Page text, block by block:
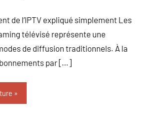
de l’IPTV expliqué simplement Les
télévisé représente une
de diffusion traditionnels. À la
par […]